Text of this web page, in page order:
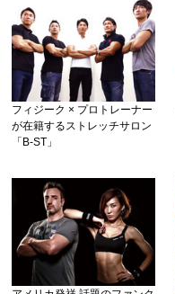
フィジーク × プロトレーナー
が在籍するストレッチサロン
「B-ST」